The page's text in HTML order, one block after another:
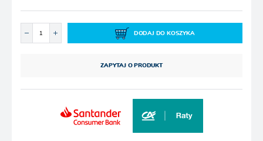
DODAJ DO KOSZYKA
ZAPYTAJ O PRODUKT